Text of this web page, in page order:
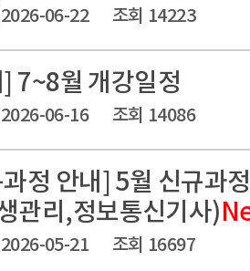
06-22 조회 14223
7~8월 개강일정
06-16 조회 14086
정 안내] 5월 신규과
관리,정보통신기사)
05-21 조회 16697